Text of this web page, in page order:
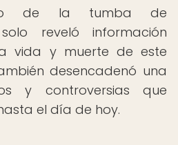
de la tumba de
reveló información
vida y muerte de este
desencadenó una
y controversias que
el día de hoy.